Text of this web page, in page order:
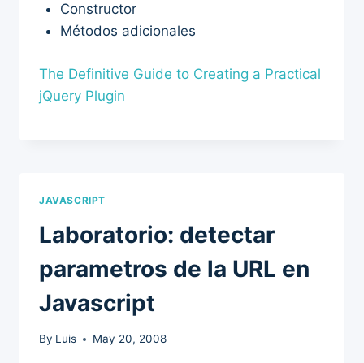
Constructor
Métodos adicionales
The Definitive Guide to Creating a Practical
jQuery Plugin
JAVASCRIPT
Laboratorio: detectar
parametros de la URL en
Javascript
By Luis May 20, 2008